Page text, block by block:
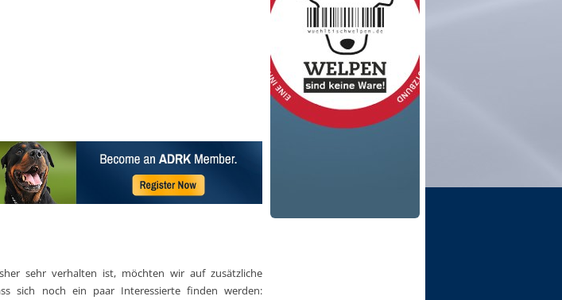
sehr verhalten ist, möchten wir auf zusätzliche
sich noch ein paar Interessierte finden werden: